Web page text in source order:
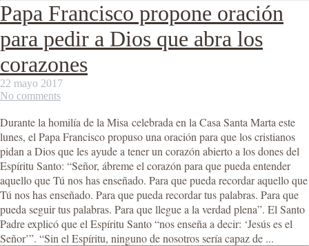
Papa Francisco propone oración
para pedir a Dios que abra los
corazones
22 mayo 2017
No comments
Durante la homilía de la Misa celebrada en la Casa Santa Marta este
lunes, el Papa Francisco propuso una oración para que los cristianos
pidan a Dios que les ayude a tener un corazón abierto a los dones del
Espíritu Santo: “Señor, ábreme el corazón para que pueda entender
aquello que Tú nos has enseñado. Para que pueda recordar aquello que
Tú nos has enseñado. Para que pueda recordar tus palabras. Para que
pueda seguir tus palabras. Para que llegue a la verdad plena”. El Santo
Padre explicó que el Espíritu Santo “nos enseña a decir: ‘Jesús es el
Señor’”. “Sin el Espíritu, ninguno de nosotros sería capaz de ...